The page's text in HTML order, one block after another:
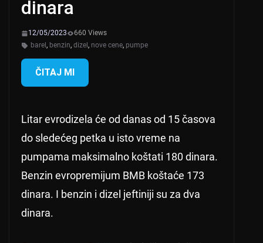
dinara
12/05/2023
660 Views
barel , benzin, dizel , nove cene, pumpe
ČITAJ MI
Litar evrodizela će od danas od 15 časova
do sledećeg petka u isto vreme na
pumpama maksimalno koštati 180 dinara.
Benzin evropremijum BMB koštaće 173
dinara. I benzin i dizel jeftiniji su za dva
dinara.